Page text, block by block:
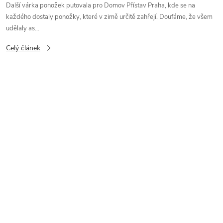
Další várka ponožek putovala pro Domov Přístav Praha, kde se na
každého dostaly ponožky, které v zimě určitě zahřejí. Doufáme, že všem
udělaly as...
Celý článek